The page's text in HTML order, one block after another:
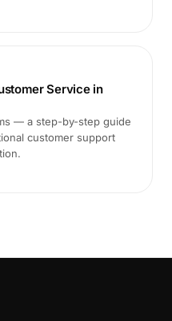
Service in
— a step-by-step guide
customer support